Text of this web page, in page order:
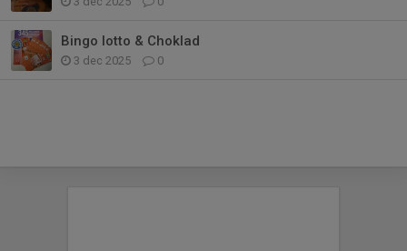
Bingo lotto & Choklad
3 dec 2025 0